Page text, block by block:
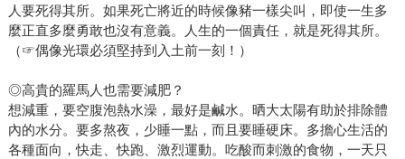
人要死得其所。如果死亡將近的時候像豬一樣尖叫，即使一生多
麼正直多麼勇敢也沒有意義。人生的一個責任，就是死得其所。
（☞偶像光環必須堅持到入土前一刻！）
◎高貴的羅馬人也需要減肥？
想減重，要空腹泡熱水澡，最好是鹹水。晒大太陽有助於排除體
內的水分。要多熬夜，少睡一點，而且要睡硬床。多擔心生活的
各種面向，快走、快跑、激烈運動。吃酸而刺激的食物，一天只